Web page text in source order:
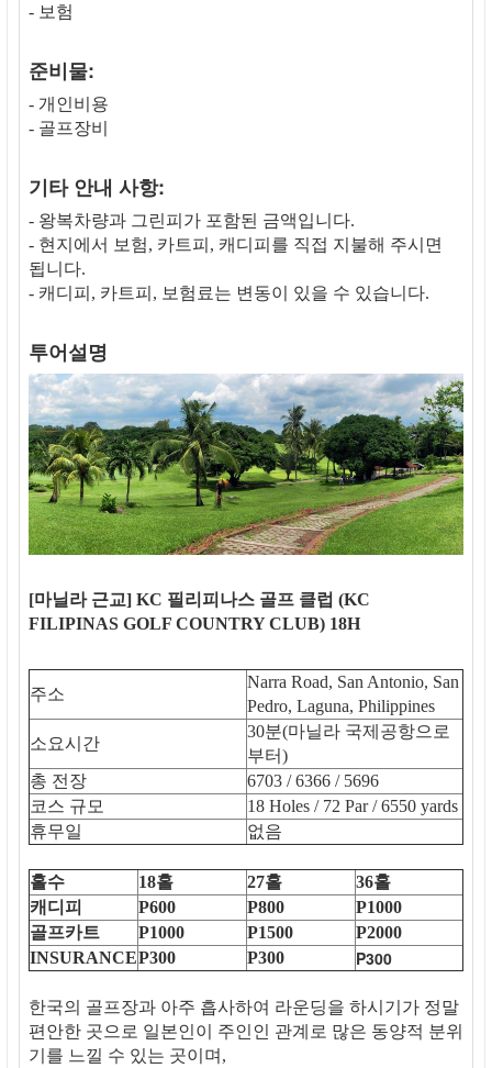
- 보험
준비물:
- 개인비용
- 골프장비
기타 안내 사항:
- 왕복차량과 그린피가 포함된 금액입니다.
- 현지에서 보험, 카트피, 캐디피를 직접 지불해 주시면
됩니다.
- 캐디피, 카트피, 보험료는 변동이 있을 수 있습니다.
투어설명
[마닐라 근교] KC 필리피나스 골프 클럽 (KC
FILIPINAS GOLF COUNTRY CLUB) 18H
주소
Narra Road, San Antonio, San
Pedro, Laguna, Philippines
소요시간
30분(마닐라 국제공항으로
부터)
총 전장
6703 / 6366 / 5696
코스 규모
18 Holes / 72 Par / 6550 yards
휴무일
없음
홀수 18홀 27홀
36홀
캐디피
P600 P800
P1000
골프카트
P1000 P1500
P2000
INSURANCEP300 P300 P300
한국의 골프장과 아주 흡사하여 라운딩을 하시기가 정말
편안한 곳으로 일본인이 주인인 관계로 많은 동양적 분위
기를 느낄 수 있는 곳이며,